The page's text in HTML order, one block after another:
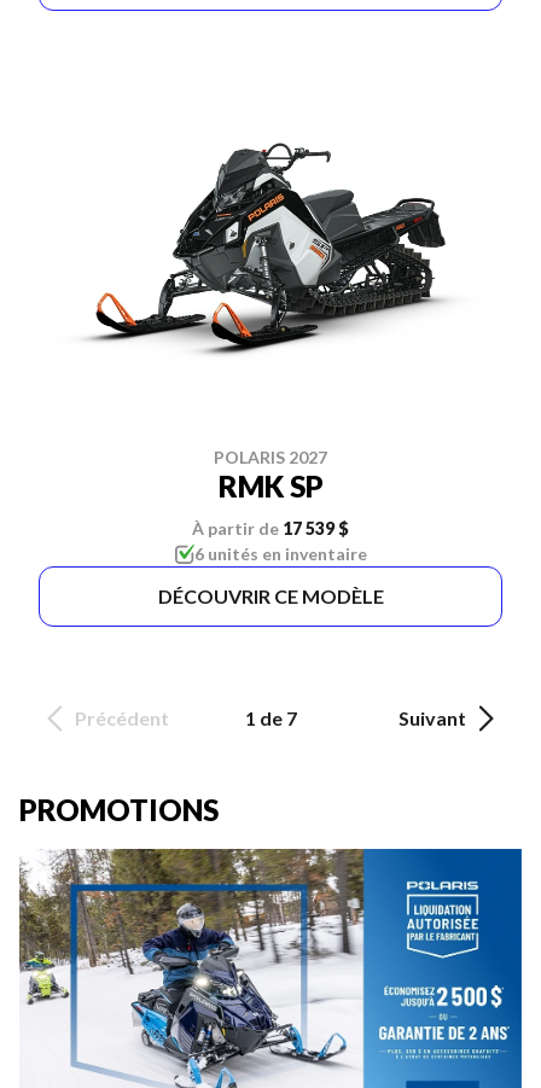
POLARIS 2027
RMK SP
À partir de 17 539 $
6 unités en inventaire
DÉCOUVRIR CE MODÈLE
Précédent 1 de 7 Suivant
PROMOTIONS